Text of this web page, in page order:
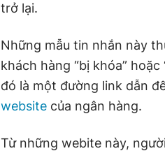
trở lại.
Những mẫu tin nhắn này
khách hàng “bị khóa”
đó là một đường link dẫn
website của ngân hàng.
Từ những webite này,